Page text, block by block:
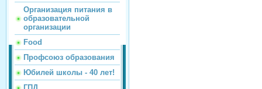
Организация питания в
образовательной
организации
Food
Профсоюз образования
Юбилей школы - 40 лет!